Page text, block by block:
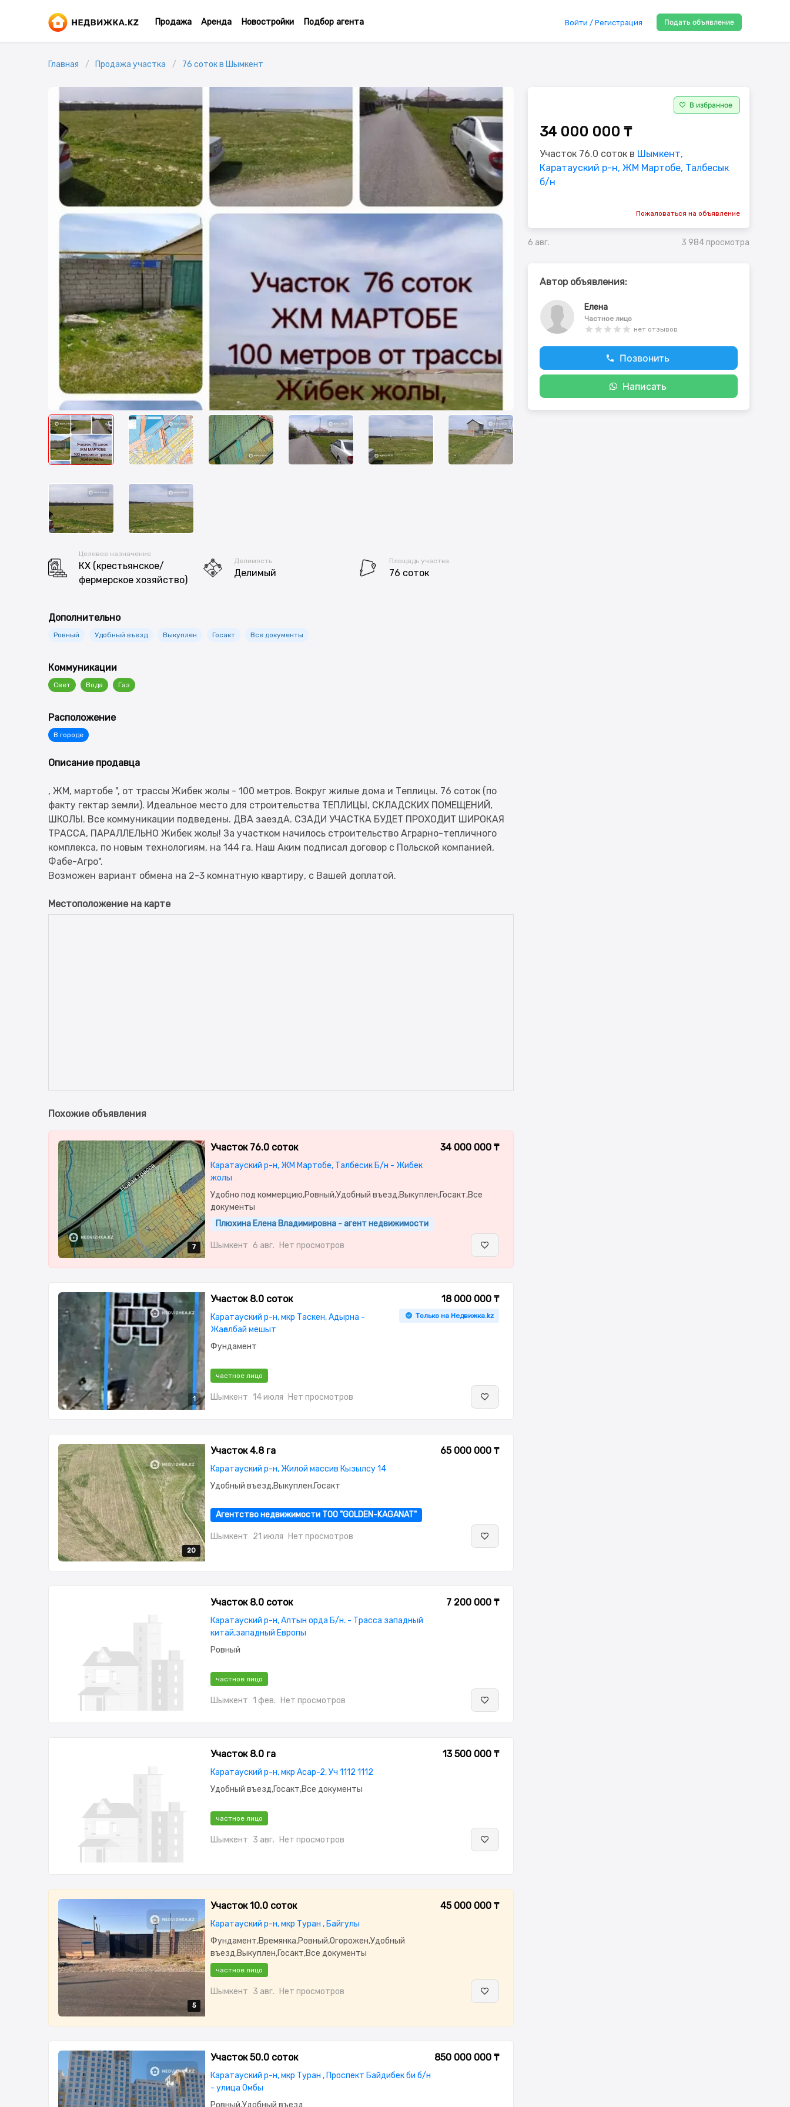
Продажа Аренда Новостройки Подбор агента Войти / Регистрация Подать объявление
Главная Продажа участка 76 соток в Шымкент
Целевое назначение
КХ (крестьянское/
фермерское хозяйство)
Делимость
Делимый
Площадь участка
76 соток
Дополнительно
Ровный Удобный въезд Выкуплен Госакт Все документы
Коммуникации
Свет Вода Газ
Расположение
В городе
Описание продавца
, ЖМ, мартобе ", от трассы Жибек жолы - 100 метров. Вокруг жилые дома и Теплицы. 76 соток (по
факту гектар земли). Идеальное место для строительства ТЕПЛИЦЫ, СКЛАДСКИХ ПОМЕЩЕНИЙ,
ШКОЛЫ. Все коммуникации подведены. ДВА заездА. СЗАДИ УЧАСТКА БУДЕТ ПРОХОДИТ ШИРОКАЯ
ТРАССА, ПАРАЛЛЕЛЬНО Жибек жолы! За участком начилось строительство Аграрно-тепличного
комплекса, по новым технологиям, на 144 га. Наш Аким подписал договор с Польской компанией,
Фабе-Агро".
Местоположение на карте
Похожие объявления
7
7
7
7
7
Участок 76.0 соток
Каратауский р-н, ЖМ Мартобе, Талбесик Б/н - Жибек
жолы
34 000 000 ₸
Удобно под коммерцию,Ровный,Удобный въезд,Выкуплен,Госакт,Все
документы
Плюхина Елена Владимировна - агент недвижимости
Шымкент 6 авг. Нет просмотров
1
Участок 8.0 соток
Каратауский р-н, мкр Таскен, Адырна -
Жағалбай мешыт
18 000 000 ₸
Только на Недвижка.kz
Фундамент
частное лицо
Шымкент 14 июля Нет просмотров
20
20
20
20
20
Участок 4.8 га
Каратауский р-н, Жилой массив Кызылсу 14
65 000 000 ₸
Удобный въезд,Выкуплен,Госакт
Агентство недвижимости ТОО "GOLDEN-KAGANAT"
Шымкент 21 июля Нет просмотров
Участок 8.0 соток
Каратауский р-н, Алтын орда Б/н. - Трасса западный
китай,западный Европы
7 200 000 ₸
Ровный
частное лицо
Шымкент 1 фев. Нет просмотров
Участок 8.0 га
Каратауский р-н, мкр Асар-2, Уч 1112 1112
13 500 000 ₸
Удобный въезд,Госакт,Все документы
частное лицо
Шымкент 3 авг. Нет просмотров
5
5
5
5
5
Участок 10.0 соток
Каратауский р-н, мкр Туран , Байгулы
45 000 000 ₸
Фундамент,Времянка,Ровный,Огорожен,Удобный
въезд,Выкуплен,Госакт,Все документы
частное лицо
Шымкент 3 авг. Нет просмотров
Участок 50.0 соток
Каратауский р-н, мкр Туран , Проспект Байдибек би б/н
- улица Омбы
850 000 000 ₸
В избранное
34 000 000 ₸
Участок 76.0 соток в Шымкент,
Каратауский р-н, ЖМ Мартобе, Талбесык
б/н
Пожаловаться на объявление
6 авг. 3 984 просмотра
Автор объявления:
Елена
Частное лицо
нет отзывов
Позвонить
Написать